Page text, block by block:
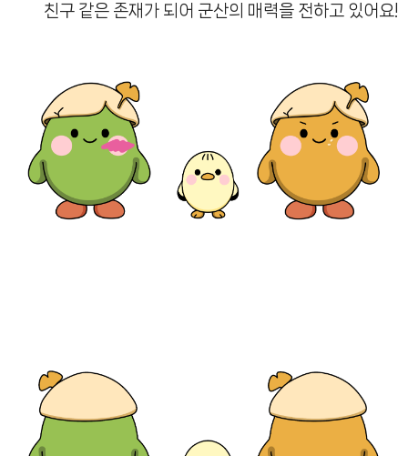
친구 같은 존재가 되어 군산의 매력을 전하고 있어요!